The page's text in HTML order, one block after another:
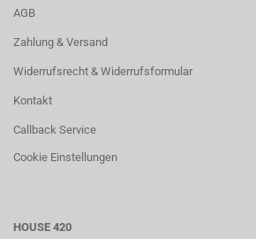
AGB
Zahlung & Versand
Widerrufsrecht & Widerrufsformular
Kontakt
Callback Service
Cookie Einstellungen
HOUSE 420